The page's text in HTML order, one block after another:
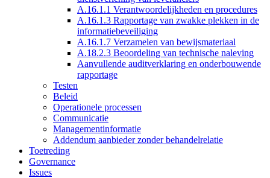
A.16.1.1 Verantwoordelijkheden en procedures
A.16.1.3 Rapportage van zwakke plekken in de
informatiebeveiliging
A.16.1.7 Verzamelen van bewijsmateriaal
A.18.2.3 Beoordeling van technische naleving
Aanvullende auditverklaring en onderbouwende
rapportage
Testen
Beleid
Operationele processen
Communicatie
Managementinformatie
Addendum aanbieder zonder behandelrelatie
Toetreding
Governance
Issues